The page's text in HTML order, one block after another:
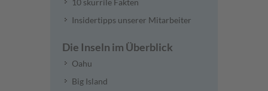
10 skurrile Fakten
Insidertipps unserer Mitarbeiter
Die Inseln im Überblick
Oahu
Big Island